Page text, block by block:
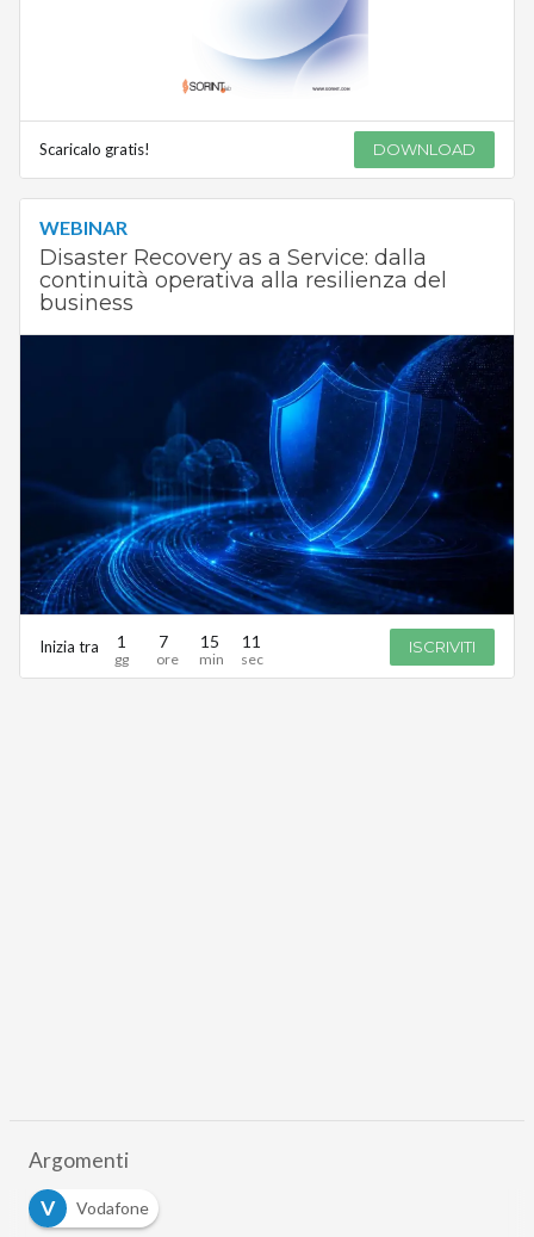
Scaricalo gratis! DOWNLOAD
WEBINAR
Disaster Recovery as a Service: dalla
continuità operativa alla resilienza del
business
Inizia tra 1 7 15 11 ISCRIVITI
Argomenti
V
Vodafone